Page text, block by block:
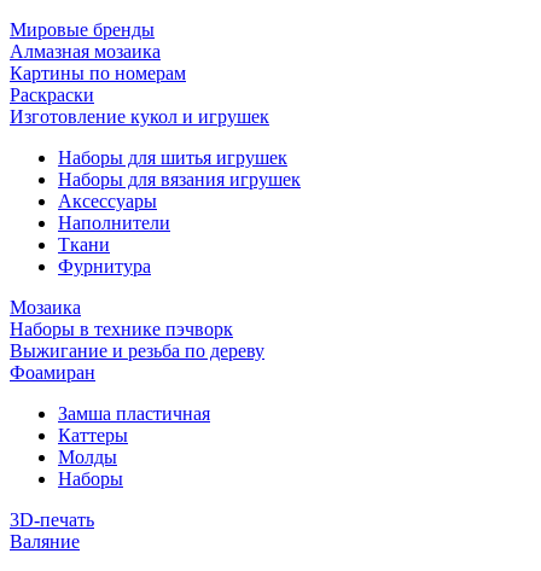
Мировые бренды
Алмазная мозаика
Картины по номерам
Раскраски
Изготовление кукол и игрушек
Наборы для шитья игрушек
Наборы для вязания игрушек
Аксессуары
Наполнители
Ткани
Фурнитура
Мозаика
Наборы в технике пэчворк
Выжигание и резьба по дереву
Фоамиран
Замша пластичная
Каттеры
Молды
Наборы
3D-печать
Валяние